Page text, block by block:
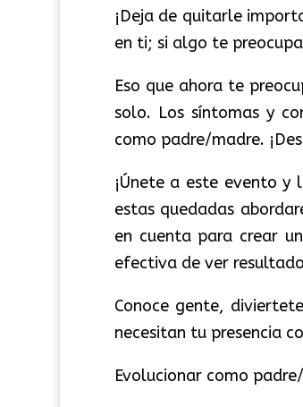
¡Deja de quitarle
en ti; si algo te
Eso que ahora te
solo. Los síntomas y
como padre/madre.
¡Únete a este evento
estas quedadas
en cuenta para crear
efectiva de ver
Conoce gente,
necesitan tu presencia
Evolucionar como